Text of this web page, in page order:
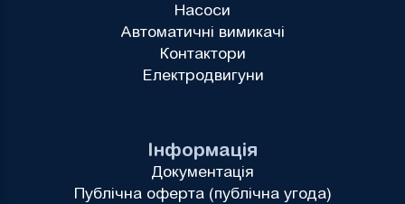
Інформація
Документація
Публічна оферта (публічна угода)
Насоси
Автоматичні вимикачі
Контактори
Електродвигуни